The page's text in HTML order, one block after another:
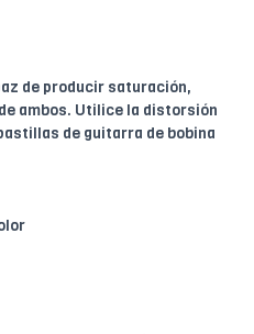
de producir saturación,
ambos. Utilice la distorsión
de guitarra de bobina